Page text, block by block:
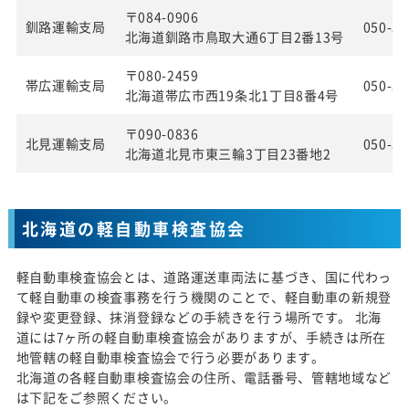
釧路運輸支局
〒084-0906
北海道釧路市鳥取大通6丁目2番13号
050-
帯広運輸支局
〒080-2459
北海道帯広市西19条北1丁目8番4号
050-
北見運輸支局
〒090-0836
北海道北見市東三輪3丁目23番地2
050-
北海道の軽自動車検査協会
軽自動車検査協会とは、道路運送車両法に基づき、国に代わっ
て軽自動車の検査事務を行う機関のことで、軽自動車の新規登
録や変更登録、抹消登録などの手続きを行う場所です。 北海
道には7ヶ所の軽自動車検査協会がありますが、手続きは所在
地管轄の軽自動車検査協会で行う必要があります。
北海道の各軽自動車検査協会の住所、電話番号、管轄地域など
は下記をご参照ください。